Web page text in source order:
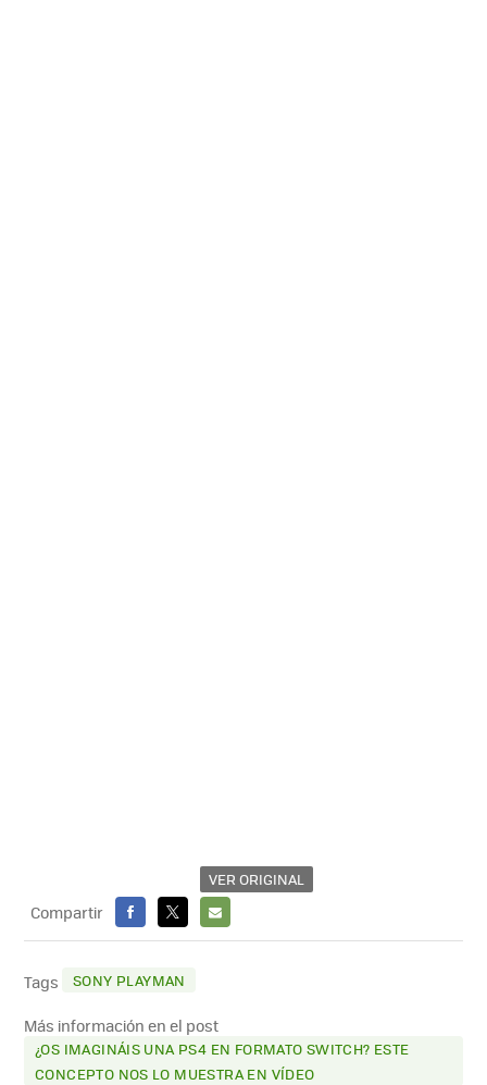
VER ORIGINAL
Compartir
FACEBOOK
X
E-
Tags SONY PLAYMAN
Más información en el post
¿OS IMAGINÁIS UNA PS4 EN FORMATO SWITCH? ESTE
CONCEPTO NOS LO MUESTRA EN VÍDEO